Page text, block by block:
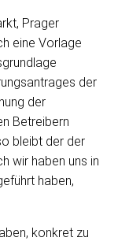
Prager
eine Vorlage
der
der
Betreibern
bleibt der der
wir haben uns in
haben,
konkret zu